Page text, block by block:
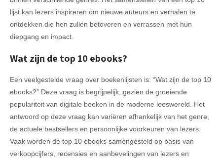
lijst kan lezers inspireren om nieuwe auteurs en verhalen te
ontdekken die hen zullen betoveren en verrassen met hun
diepgang en impact.
Wat zijn de top 10 ebooks?
Een veelgestelde vraag over boekenlijsten is: “Wat zijn de top 10
ebooks?” Deze vraag is begrijpelijk, gezien de groeiende
populariteit van digitale boeken in de moderne leeswereld. Het
antwoord op deze vraag kan variëren afhankelijk van het genre,
de actuele bestsellers en persoonlijke voorkeuren van lezers.
Vaak worden de top 10 ebooks samengesteld op basis van
verkoopcijfers, recensies en aanbevelingen van lezers en